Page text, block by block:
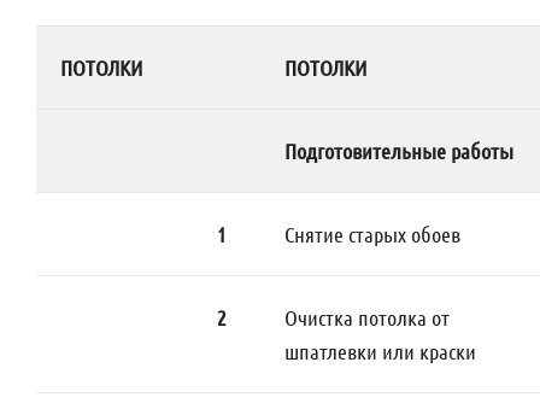
ПОТОЛКИ ПОТОЛКИ
Подготовительные работы
1 Снятие старых обоев
2
Очистка потолка от
шпатлевки или краски